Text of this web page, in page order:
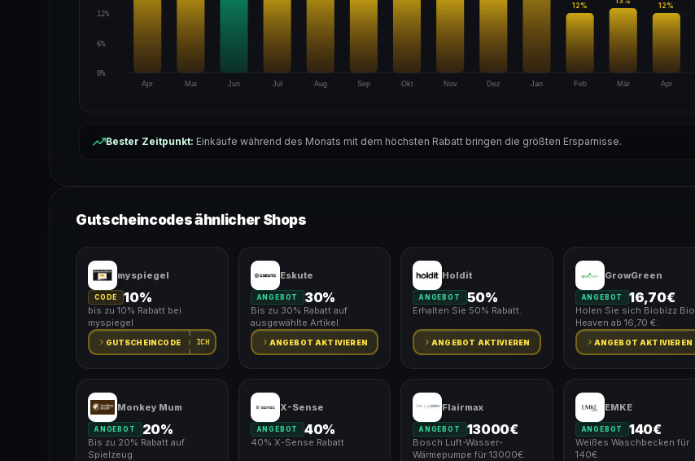
12%
6%
0%
Apr
Mai Jun Jul Aug Sep Okt Nov Dez Jan Feb
12%
Mär Apr
12%
Bester Zeitpunkt: Einkäufe während des Monats mit dem höchsten Rabatt bringen die größten Ersparnisse.
Gutscheincodes ähnlicher Shops
myspiegel
CODE 10%
bis zu 10% Rabatt bei
myspiegel
GUTSCHEINCODE ICH
Eskute
ANGEBOT 30%
Bis zu 30% Rabatt auf
ausgewählte Artikel
ANGEBOT AKTIVIEREN
Holdit
ANGEBOT 50%
Erhalten Sie 50% Rabatt.
ANGEBOT AKTIVIEREN
GrowGreen
ANGEBOT 16,70€
Holen Sie sich Biobizz Bio
Heaven ab 16,70 €.
ANGEBOT AKTIVIEREN
Monkey Mum
ANGEBOT 20%
Bis zu 20% Rabatt auf
Spielzeug
X-Sense
ANGEBOT 40%
40% X-Sense Rabatt
Flairmax
ANGEBOT 13000€
Bosch Luft-Wasser-
Wärmepumpe für 13000€.
EMKE
ANGEBOT 140€
Weißes Waschbecken für
140€.